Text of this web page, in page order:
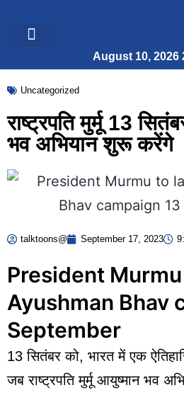
August 10, 2026
Uncategorized
राष्ट्रपति मुर्मू 13
भव अभियान शुरू करेंगे
talktoons@ September 17, 2023
President
Ayushman Bhav
September
13 सितंबर को, भारत में एक
जब राष्ट्रपति मुर्मू आयुष्मान भव